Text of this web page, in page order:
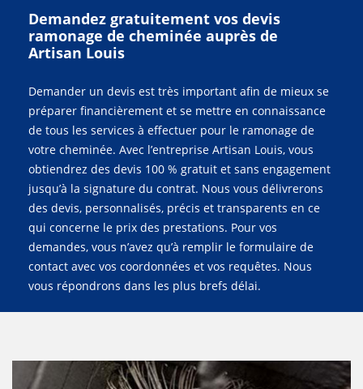
Demandez gratuitement vos devis
ramonage de cheminée auprès de
Artisan Louis
Demander un devis est très important afin de mieux se
préparer financièrement et se mettre en connaissance
de tous les services à effectuer pour le ramonage de
votre cheminée. Avec l’entreprise Artisan Louis, vous
obtiendrez des devis 100 % gratuit et sans engagement
jusqu’à la signature du contrat. Nous vous délivrerons
des devis, personnalisés, précis et transparents en ce
qui concerne le prix des prestations. Pour vos
demandes, vous n’avez qu’à remplir le formulaire de
contact avec vos coordonnées et vos requêtes. Nous
vous répondrons dans les plus brefs délai.